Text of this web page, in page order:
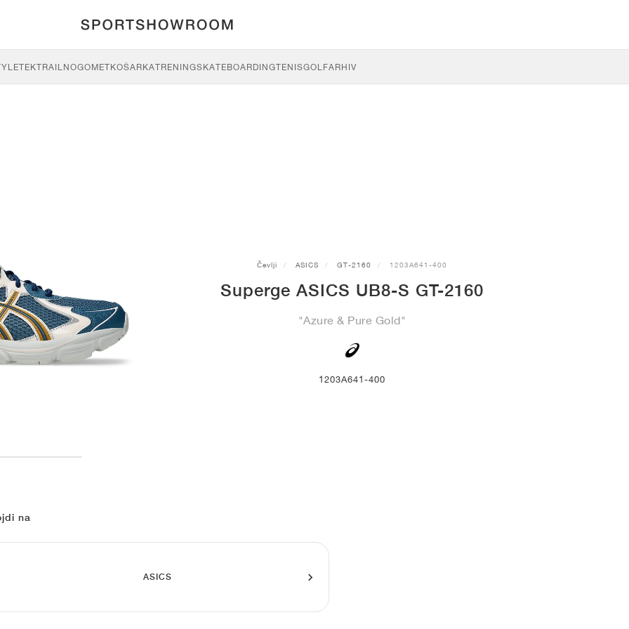
TEKTRAILNOGOMETKOŠARKATRENINGSKATEBOARDINGTENISGOLFARHIV
Čevlji ASICS GT-2160 1203A641-400
Superge ASICS UB8-S GT-2160
"Azure & Pure Gold"
1203A641-400
na
ASICS